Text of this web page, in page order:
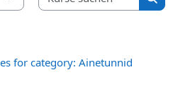
Kurse
for category: Ainetunnid